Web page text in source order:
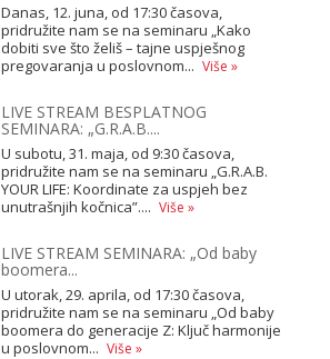
Danas, 12. juna, od 17:30 časova,
pridružite nam se na seminaru „Kako
dobiti sve što želiš – tajne uspješnog
pregovaranja u poslovnom... Više »
LIVE STREAM BESPLATNOG
SEMINARA: „G.R.A.B....
U subotu, 31. maja, od 9:30 časova,
pridružite nam se na seminaru „G.R.A.B.
YOUR LIFE: Koordinate za uspjeh bez
unutrašnjih kočnica”.... Više »
LIVE STREAM SEMINARA: „Od baby
boomera...
U utorak, 29. aprila, od 17:30 časova,
pridružite nam se na seminaru „Od baby
boomera do generacije Z: Ključ harmonije
u poslovnom... Više »